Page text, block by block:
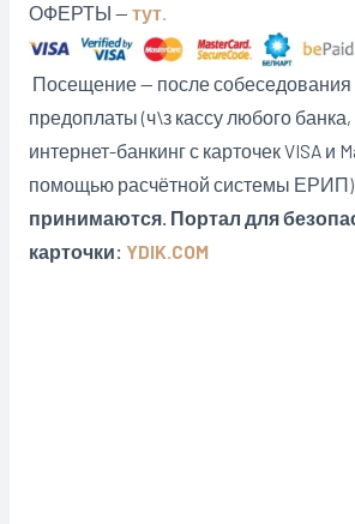
ОФЕРТЫ — тут.
Посещение — после собеседования
предоплаты (ч\з кассу любого
интернет-банкинг с карточек VISA и
помощью расчётной системы
принимаются. Портал для
карточки: YDIK.COM